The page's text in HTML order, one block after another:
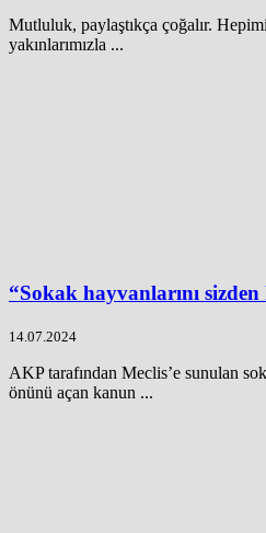
Mutluluk, paylaştıkça çoğalır.
yakınlarımızla ...
“Sokak hayvanlarını sizden
14.07.2024
AKP tarafından Meclis’e sunulan
önünü açan kanun ...